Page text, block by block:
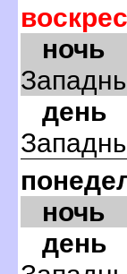
ночь
день
ночь
день